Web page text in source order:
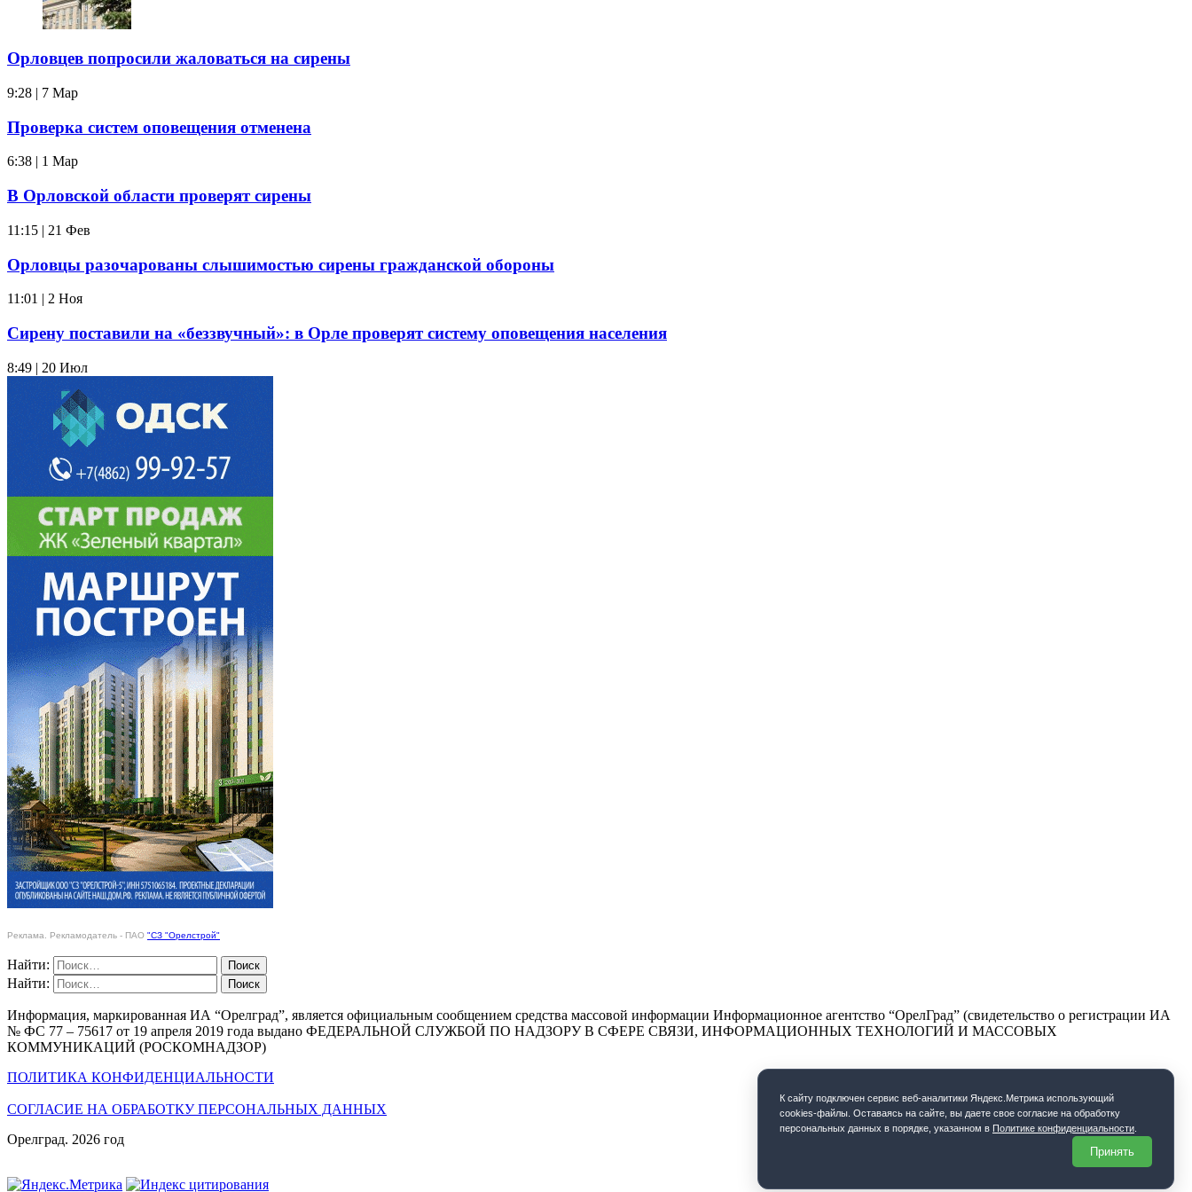
Орловцев попросили жаловаться на сирены
9:28 | 7 Мар
Проверка систем оповещения отменена
6:38 | 1 Мар
В Орловской области проверят сирены
11:15 | 21 Фев
Орловцы разочарованы слышимостью сирены гражданской обороны
11:01 | 2 Ноя
Сирену поставили на «беззвучный»: в Орле проверят систему оповещения населения
8:49 | 20 Июл
Реклама. Рекламодатель - ПАО "СЗ "Орелстрой"
Найти:
Найти:
Информация, маркированная ИА “Орелград”, является официальным сообщением средства массовой информации Информационное агентство “ОрелГрад” (свидетельство о регистрации ИА
№ ФС 77 – 75617 от 19 апреля 2019 года выдано ФЕДЕРАЛЬНОЙ СЛУЖБОЙ ПО НАДЗОРУ В СФЕРЕ СВЯЗИ, ИНФОРМАЦИОННЫХ ТЕХНОЛОГИЙ И МАССОВЫХ
КОММУНИКАЦИЙ (РОСКОМНАДЗОР)
ПОЛИТИКА КОНФИДЕНЦИАЛЬНОСТИ
СОГЛАСИЕ НА ОБРАБОТКУ ПЕРСОНАЛЬНЫХ ДАННЫХ
Орелград. 2026 год
К cайту подключен сервис веб-аналитики Яндекс.Метрика использующий
cookies-файлы. Оставаясь на сайте, вы даете свое согласие на обработку
персональных данных в порядке, указанном в Политике конфиденциальности
Принять